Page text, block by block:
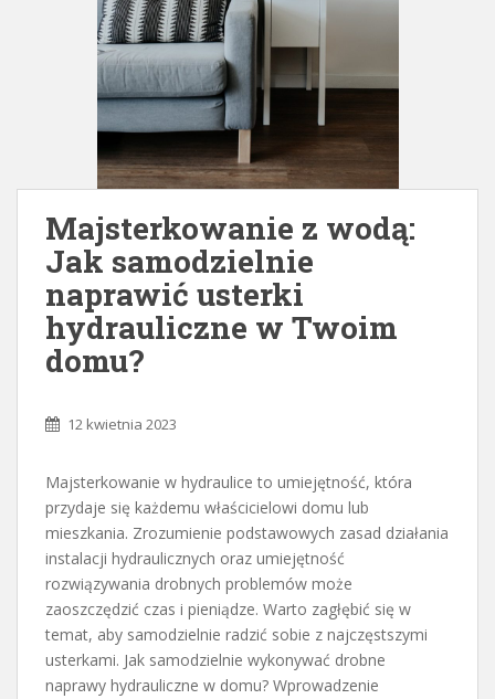
Majsterkowanie z wodą:
Jak samodzielnie
naprawić usterki
hydrauliczne w Twoim
domu?
12 kwietnia 2023
Majsterkowanie w hydraulice to umiejętność, która
przydaje się każdemu właścicielowi domu lub
mieszkania. Zrozumienie podstawowych zasad działania
instalacji hydraulicznych oraz umiejętność
rozwiązywania drobnych problemów może
zaoszczędzić czas i pieniądze. Warto zagłębić się w
temat, aby samodzielnie radzić sobie z najczęstszymi
usterkami. Jak samodzielnie wykonywać drobne
naprawy hydrauliczne w domu? Wprowadzenie